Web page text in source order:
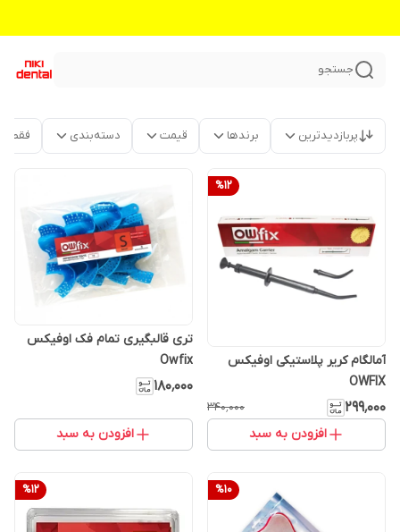
جستجو
پربازدیدترین برندها قیمت دسته‌بندی فقط
%12
آمالگام کریر پلاستیکی اوفیکس
OWFIX
۲۹۹٬۰۰۰ ۳۴۰٬۰۰۰
افزودن به سبد
تری قالبگیری تمام فک اوفیکس
Owfix
۱۸۰٬۰۰۰
افزودن به سبد
%10
%12